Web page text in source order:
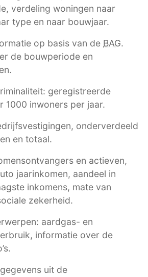
verdeling woningen naar
type en naar bouwjaar.
op basis van de BAG.
de bouwperiode en
geregistreerde
1000 inwoners per jaar.
onderverdeeld
en totaal.
en actieven,
jaarinkomen, aandeel in
inkomens, mate van
zekerheid.
aardgas- en
informatie over de
uit de